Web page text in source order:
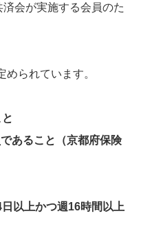
会が実施する会員のた
られています。
あること（京都府保険
以上かつ週16時間以上